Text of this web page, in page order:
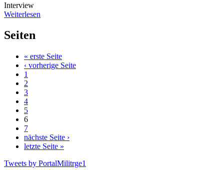
Interview
Weiterlesen
Seiten
« erste Seite
‹ vorherige Seite
1
2
3
4
5
6
7
nächste Seite ›
letzte Seite »
Tweets by PortalMilitrge1